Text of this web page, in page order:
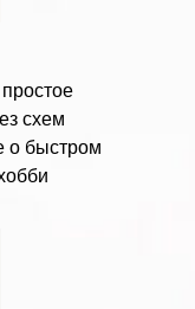
схем
о быстром